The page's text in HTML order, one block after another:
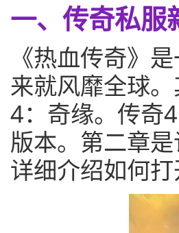
一、传奇私服
《热血传奇》
来就风靡全球
4：奇缘。传奇
版本。第二章
详细介绍如何